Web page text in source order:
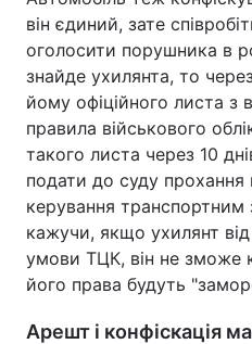
він єдиний, зате
оголосити порушника в
знайде ухилянта, то
йому офіційного листа з
правила військового
такого листа через 10
подати до суду
керування
кажучи, якщо ухилянт від
умови ТЦК, він не зможе
його права будуть
Арешт і конфіскація